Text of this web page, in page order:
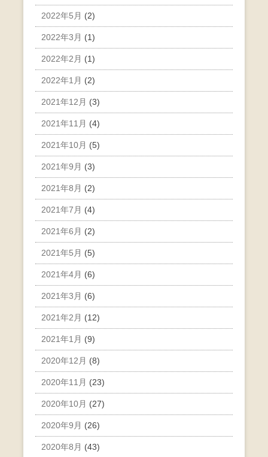
2022年5月 (2)
2022年3月 (1)
2022年2月 (1)
2022年1月 (2)
2021年12月 (3)
2021年11月 (4)
2021年10月 (5)
2021年9月 (3)
2021年8月 (2)
2021年7月 (4)
2021年6月 (2)
2021年5月 (5)
2021年4月 (6)
2021年3月 (6)
2021年2月 (12)
2021年1月 (9)
2020年12月 (8)
2020年11月 (23)
2020年10月 (27)
2020年9月 (26)
2020年8月 (43)